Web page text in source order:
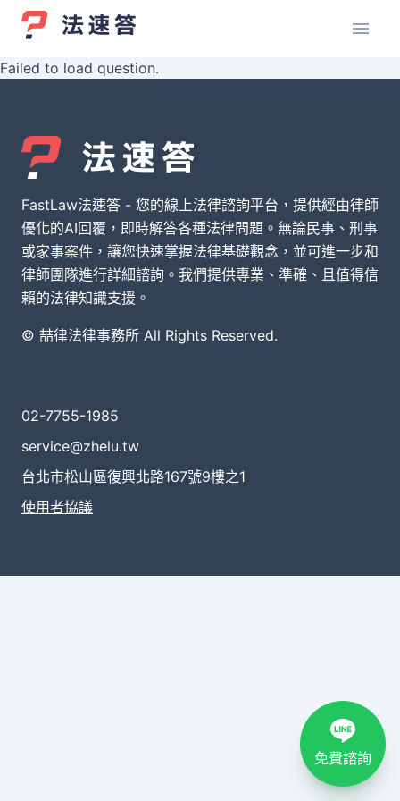
Failed to load question.
FastLaw法速答 - 您的線上法律諮詢平台，提供經由律師
優化的AI回覆，即時解答各種法律問題。無論民事、刑事
或家事案件，讓您快速掌握法律基礎觀念，並可進一步和
律師團隊進行詳細諮詢。我們提供專業、準確、且值得信
賴的法律知識支援。
© 喆律法律事務所 All Rights Reserved.
02-7755-1985
service@zhelu.tw
台北市松山區復興北路167號9樓之1
使用者協議
免費諮詢